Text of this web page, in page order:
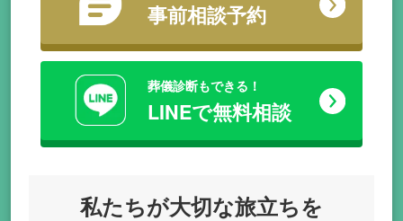
事前相談予約
葬儀診断もできる！
LINEで無料相談
私たちが大切な旅立ちを